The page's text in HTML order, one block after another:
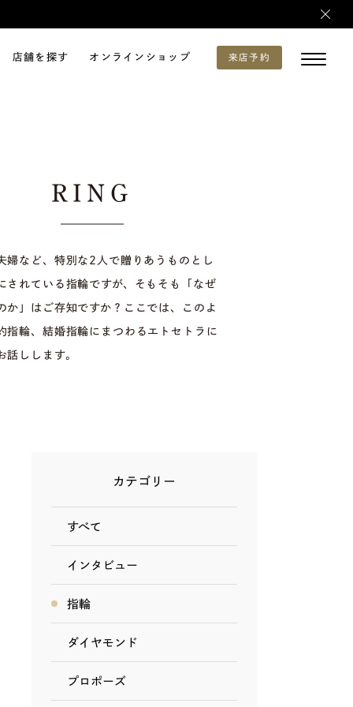
店舗を探す オンラインショップ 来店予約
RING
婦など、特別な2人で贈りあうものとし
されている指輪ですが、そもそも「なぜ
か」はご存知ですか？ここでは、このよ
指輪、結婚指輪にまつわるエトセトラに
話しします。
カテゴリー
すべて
インタビュー
指輪
ダイヤモンド
プロポーズ